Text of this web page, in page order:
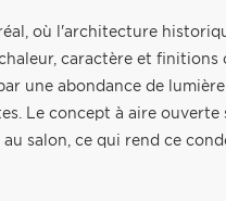
où l'architecture
caractère et finitions
une abondance de
Le concept à aire ouverte
salon, ce qui rend ce